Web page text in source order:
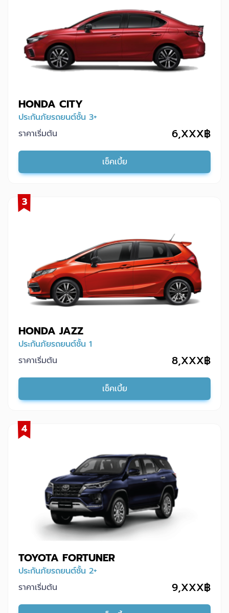
HONDA CITY
ประกันภัยรถยนต์ชั้น 3+
ราคาเริ่มต้น
6,XXX฿
เช็คเบี้ย
3
HONDA JAZZ
ประกันภัยรถยนต์ชั้น 1
ราคาเริ่มต้น
8,XXX฿
เช็คเบี้ย
4
TOYOTA FORTUNER
ประกันภัยรถยนต์ชั้น 2+
ราคาเริ่มต้น
9,XXX฿